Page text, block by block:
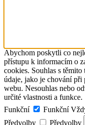
Abychom poskytli co
přístupu k informacím o
cookies. Souhlas s
údaje, jako je chování při
webu. Nesouhlas nebo
určité vlastnosti a funkce.
Funkční
Funkční
Předvolby
Předvolby